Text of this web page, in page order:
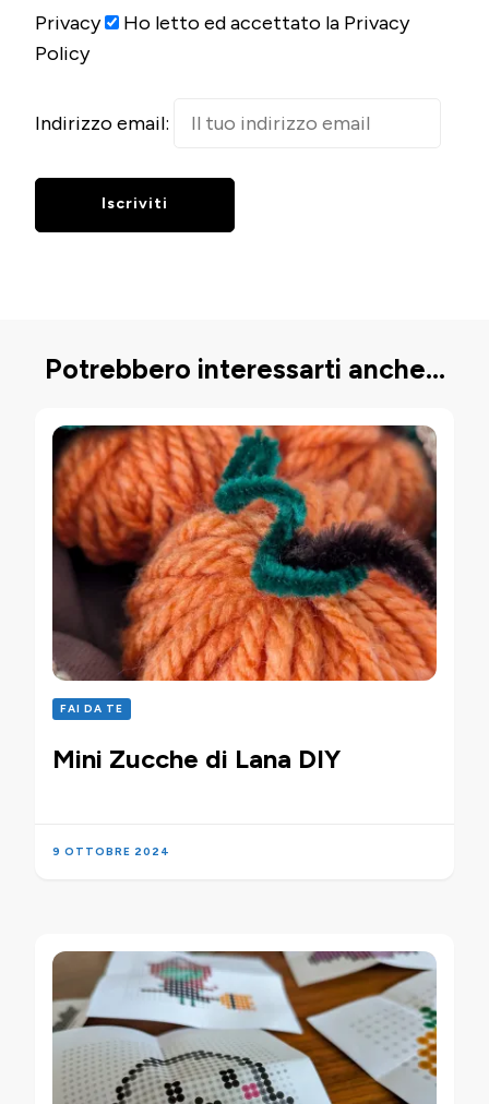
Privacy
Ho letto ed accettato la Privacy
Policy
Indirizzo email:
Potrebbero interessarti anche...
FAI DA TE
Mini Zucche di Lana DIY
9 OTTOBRE 2024